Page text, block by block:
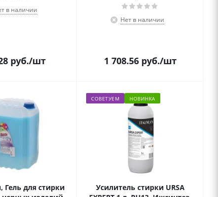
в наличии
руб./шт
Нет в наличии
1 708.56руб./шт
Гель для стирки
СОВЕТУЕМ НОВИНКА
Усилитель стирки URSA